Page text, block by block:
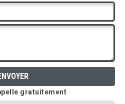
gratuitement